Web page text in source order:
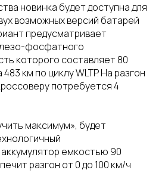
новинка будет доступна для
возможных версий батарей
предусматривает
фосфатного
которого составляет 80
км по циклу WLTP. На разгон
потребуется 4
максимум», будет
емкостью 90
разгон от 0 до 100 км/ч